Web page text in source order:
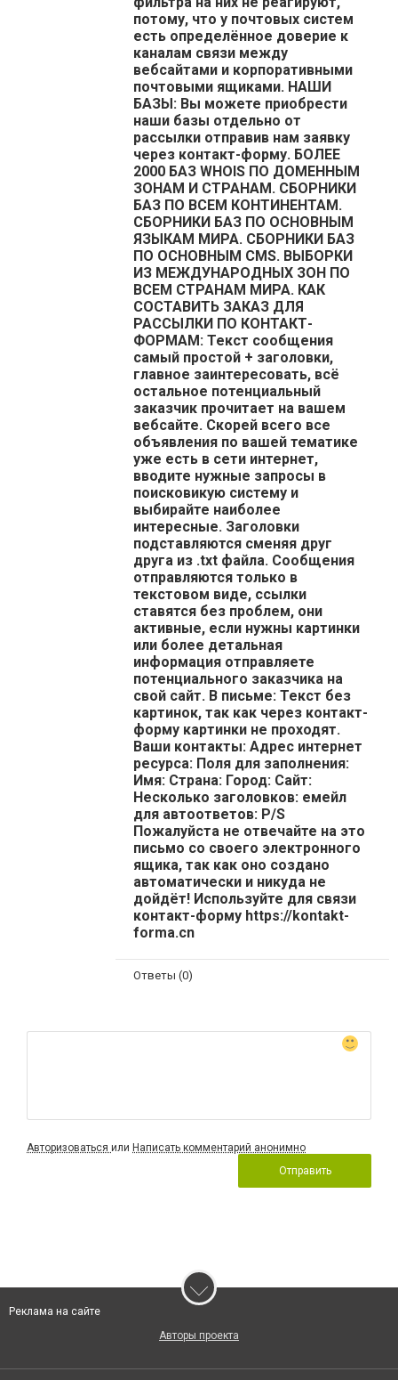
потому, что у почтовых систем
есть определённое доверие к
каналам связи между
вебсайтами и корпоративными
почтовыми ящиками. НАШИ
БАЗЫ: Вы можете приобрести
наши базы отдельно от
рассылки отправив нам заявку
через контакт-форму. БОЛЕЕ
2000 БАЗ WHOIS ПО ДОМЕННЫМ
ЗОНАМ И СТРАНАМ. СБОРНИКИ
БАЗ ПО ВСЕМ КОНТИНЕНТАМ.
СБОРНИКИ БАЗ ПО ОСНОВНЫМ
ЯЗЫКАМ МИРА. СБОРНИКИ БАЗ
ПО ОСНОВНЫМ CMS. ВЫБОРКИ
ИЗ МЕЖДУНАРОДНЫХ ЗОН ПО
ВСЕМ СТРАНАМ МИРА. КАК
СОСТАВИТЬ ЗАКАЗ ДЛЯ
РАССЫЛКИ ПО КОНТАКТ-
ФОРМАМ: Текст сообщения
самый простой + заголовки,
главное заинтересовать, всё
остальное потенциальный
заказчик прочитает на вашем
вебсайте. Скорей всего все
объявления по вашей тематике
уже есть в сети интернет,
вводите нужные запросы в
поисковикую систему и
выбирайте наиболее
интересные. Заголовки
подставляются сменяя друг
друга из .txt файла. Сообщения
отправляются только в
текстовом виде, ссылки
ставятся без проблем, они
активные, если нужны картинки
или более детальная
информация отправляете
потенциального заказчика на
свой сайт. В письме: Текст без
картинок, так как через контакт-
форму картинки не проходят.
Ваши контакты: Адрес интернет
ресурса: Поля для заполнения:
Имя: Страна: Город: Сайт:
Несколько заголовков: емейл
для автоответов: P/S
Пожалуйста не отвечайте на это
письмо со своего электронного
ящика, так как оно создано
автоматически и никуда не
дойдёт! Используйте для связи
контакт-форму https://kontakt-
forma.cn
Ответы (0)
Авторизоваться или Написать комментарий анонимно
Отправить
Реклама на сайте
Авторы проекта